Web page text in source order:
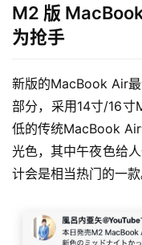
M2 版
为抢手
新版的MacBook Air
部分，采用14寸/16
低的传统MacBook
光色，其中午夜色给
计会是相当热门的一款